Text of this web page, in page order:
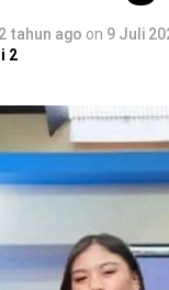
2 tahun ago on 9 Juli
2